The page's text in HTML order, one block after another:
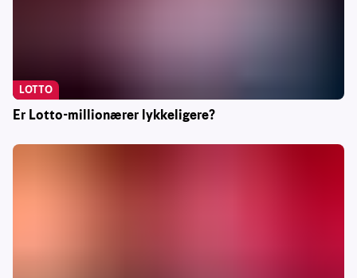
Er Lotto-millionærer lykkeligere?
LOTTO